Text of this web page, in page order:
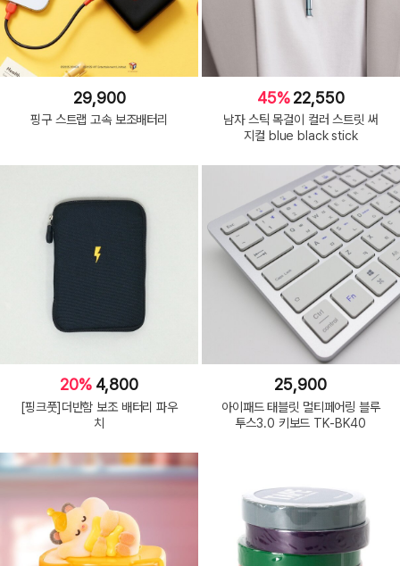
29,900
핑구 스트랩 고속 보조배터리
45% 22,550
남자 스틱 목걸이 컬러 스트릿 써
지컬 blue black stick
20% 4,800
[핑크풋]더반함 보조 배터리 파우
치
25,900
아이패드 태블릿 멀티페어링 블루
투스3.0 키보드 TK-BK40